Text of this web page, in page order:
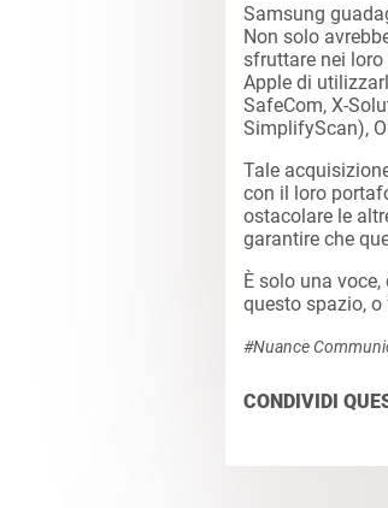
Samsung
Non solo
sfruttare nei
Apple di
SafeCom, X-
SimplifyScan),
Tale
con il loro
ostacolare le
garantire che
È solo una
questo spazio,
#Nuance
CONDIVIDI